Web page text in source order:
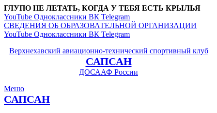
ГЛУПО НЕ ЛЕТАТЬ, КОГДА У ТЕБЯ ЕСТЬ КРЫЛЬЯ
YouTube Одноклассники ВК Telegram
СВЕДЕНИЯ ОБ ОБРАЗОВАТЕЛЬНОЙ ОРГАНИЗАЦИИ
YouTube Одноклассники ВК Telegram
Верхнехавский авиационно-технический спортивный клуб
САПСАН
ДОСААФ России
Меню
САПСАН